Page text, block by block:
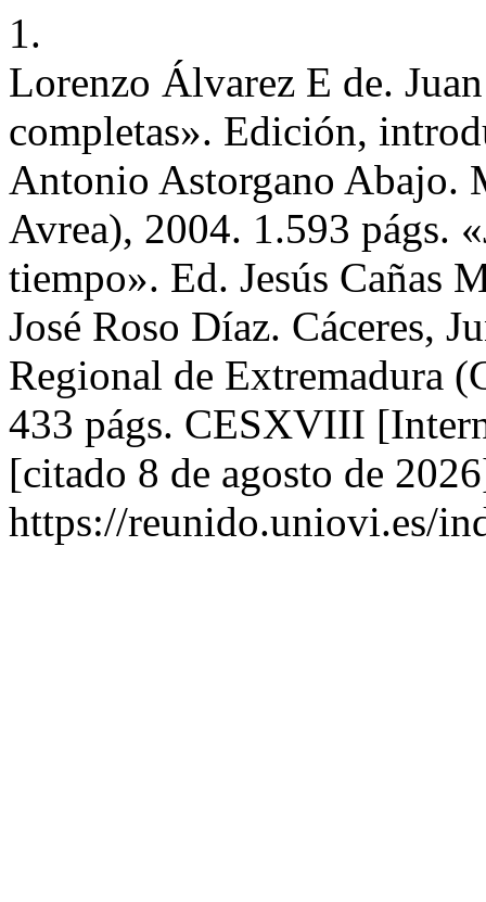
1.
Lorenzo Álvarez E de.
completas». Edición,
Antonio Astorgano Abajo.
Avrea), 2004. 1.593 págs.
tiempo». Ed. Jesús
José Roso Díaz. Cáceres,
Regional de Extremadura
433 págs. CESXVIII
[citado 8 de agosto de
https://reunido.uniovi.es/